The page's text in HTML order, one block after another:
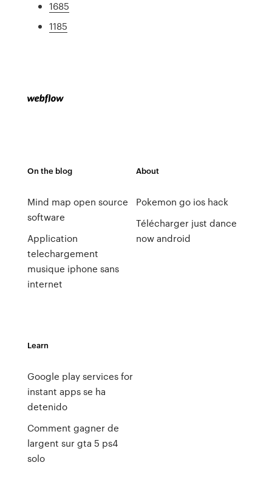
1685
1185
On the blog
Mind map open source
software
Application
telechargement
musique iphone sans
internet
About
Pokemon go ios hack
Télécharger just dance
now android
Learn
Google play services for
instant apps se ha
detenido
Comment gagner de
largent sur gta 5 ps4
solo